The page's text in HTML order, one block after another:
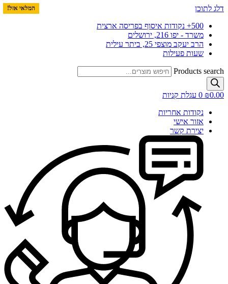
דלג לתוכן
500+ נקודות איסוף בפריסה ארצית
משרד - יפו 216, ירושלים
הרב יעקב מוצפי 25, ביתר עילית
שעות פעילות
Products search
₪0.00
0 עגלת קניות
נקודות אחריות
אזור אישי
יצירת קשר
המלאי אזל!
המלאי אזל!